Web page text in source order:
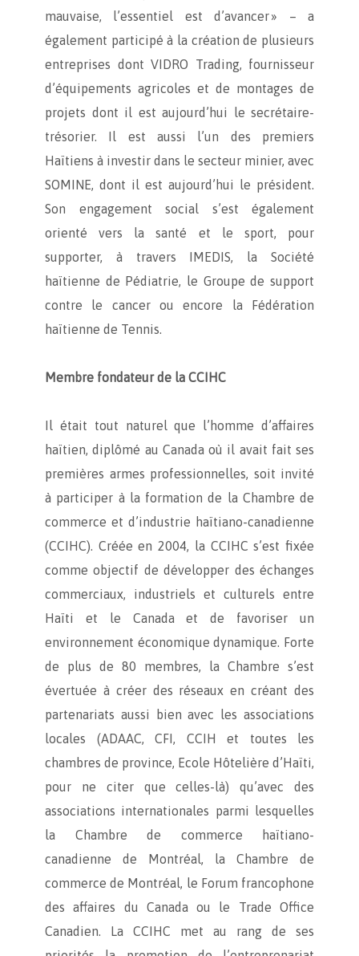
mauvaise, l’essentiel est d’avancer » – a
également participé à la création de plusieurs
entreprises dont VIDRO Trading, fournisseur
d’équipements agricoles et de montages de
projets dont il est aujourd’hui le secrétaire-
trésorier. Il est aussi l’un des premiers
Haïtiens à investir dans le secteur minier, avec
SOMINE, dont il est aujourd’hui le président.
Son engagement social s’est également
orienté vers la santé et le sport, pour
supporter, à travers IMEDIS, la Société
haïtienne de Pédiatrie, le Groupe de support
contre le cancer ou encore la Fédération
haïtienne de Tennis.
Membre fondateur de la CCIHC
Il était tout naturel que l’homme d’affaires
haïtien, diplômé au Canada où il avait fait ses
premières armes professionnelles, soit invité
à participer à la formation de la Chambre de
commerce et d’industrie haïtiano-canadienne
(CCIHC). Créée en 2004, la CCIHC s’est fixée
comme objectif de développer des échanges
commerciaux, industriels et culturels entre
Haïti et le Canada et de favoriser un
environnement économique dynamique. Forte
de plus de 80 membres, la Chambre s’est
évertuée à créer des réseaux en créant des
partenariats aussi bien avec les associations
locales (ADAAC, CFI, CCIH et toutes les
chambres de province, Ecole Hôtelière d’Haïti,
pour ne citer que celles-là) qu’avec des
associations internationales parmi lesquelles
la Chambre de commerce haïtiano-
canadienne de Montréal, la Chambre de
commerce de Montréal, le Forum francophone
des affaires du Canada ou le Trade Office
Canadien. La CCIHC met au rang de ses